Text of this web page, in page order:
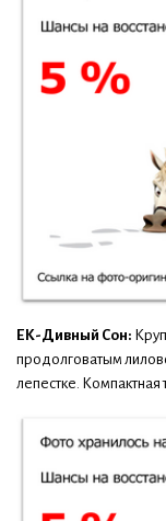
ЕК-Дивный Сон:
продолговатым
лепестке.